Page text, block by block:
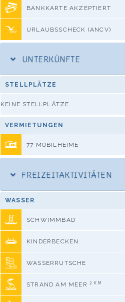
BANKKARTE AKZEPTIERT
URLAUBSSCHECK (ANCV)
UNTERKÜNFTE
STELLPLÄTZE
KEINE STELLPLÄTZE
VERMIETUNGEN
77 MOBILHEIME
FREIZEITAKTIVITÄTEN
WASSER
SCHWIMMBAD
KINDERBECKEN
WASSERRUTSCHE
STRAND AM MEER 2 KM